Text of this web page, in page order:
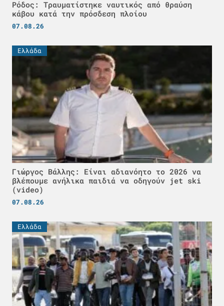
Ρόδος: Τραυματίστηκε ναυτικός από θραύση
κάβου κατά την πρόσδεση πλοίου
07.08.26
Ελλάδα
Γιώργος Βάλλης: Είναι αδιανόητο το 2026 να
βλέπουμε ανήλικα παιδιά να οδηγούν jet ski
(video)
07.08.26
Ελλάδα